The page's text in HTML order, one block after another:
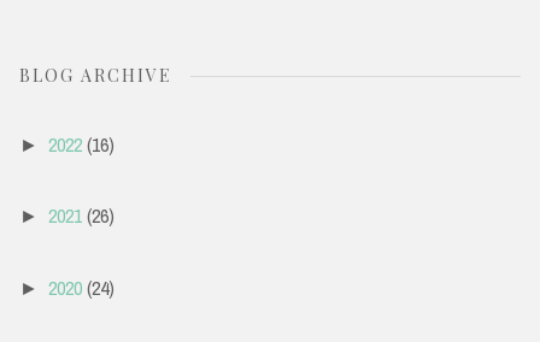
BLOG ARCHIVE
► 2022(16)
► 2021(26)
► 2020(24)